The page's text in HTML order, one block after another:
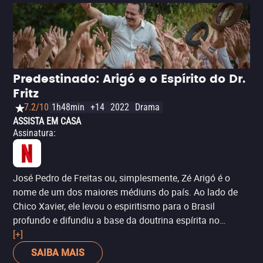
Predestinado: Arigó e o Espírito do Dr.
Fritz
7.2/10 1h48min +14 2022 Drama
ASSISTA EM CASA
Assinatura:
José Pedro de Freitas ou, simplesmente, Zé Arigó é o
nome de um dos maiores médiuns do país. Ao lado de
Chico Xavier, ele levou o espiritismo para o Brasil
profundo e difundiu a base da doutrina espírita no
interior de Minas Gerais – que, também, se tornou um
polo da fé no país. Sua história, em detalhes, é contada
[+]
SAIBA MAIS